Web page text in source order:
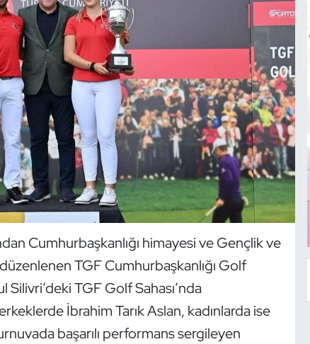
Cumhurbaşkanlığı himayesi ve Gençlik ve
TGF Cumhurbaşkanlığı Golf
Silivri’deki TGF Golf Sahası’nda
İbrahim Tarık Aslan, kadınlarda ise
başarılı performans sergileyen